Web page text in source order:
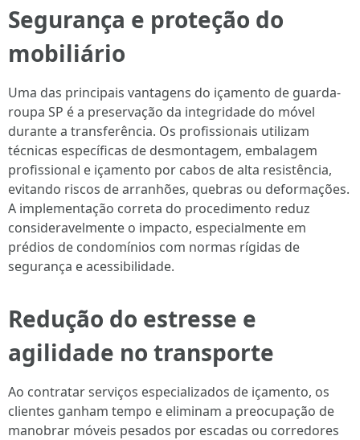
Segurança e proteção do
mobiliário
Uma das principais vantagens do içamento de guarda-
roupa SP é a preservação da integridade do móvel
durante a transferência. Os profissionais utilizam
técnicas específicas de desmontagem, embalagem
profissional e içamento por cabos de alta resistência,
evitando riscos de arranhões, quebras ou deformações.
A implementação correta do procedimento reduz
consideravelmente o impacto, especialmente em
prédios de condomínios com normas rígidas de
segurança e acessibilidade.
Redução do estresse e
agilidade no transporte
Ao contratar serviços especializados de içamento, os
clientes ganham tempo e eliminam a preocupação de
manobrar móveis pesados por escadas ou corredores